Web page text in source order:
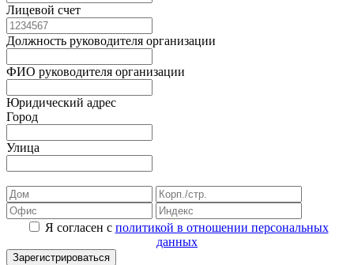
Лицевой счет
Должность руководителя организации
ФИО руководителя организации
Юридический адрес
Город
Улица
Я согласен с политикой в отношении персональных
данных
Зарегистрироваться